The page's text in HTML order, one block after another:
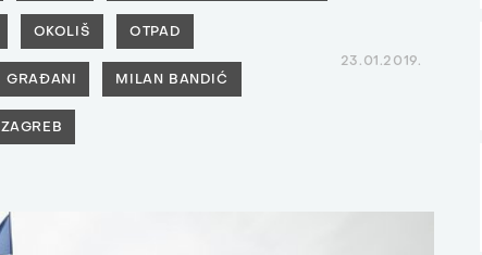
OKOLIŠ OTPAD
GRAĐANI MILAN BANDIĆ
ZAGREB
23.01.2019.